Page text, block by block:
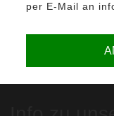
per E-Mail an